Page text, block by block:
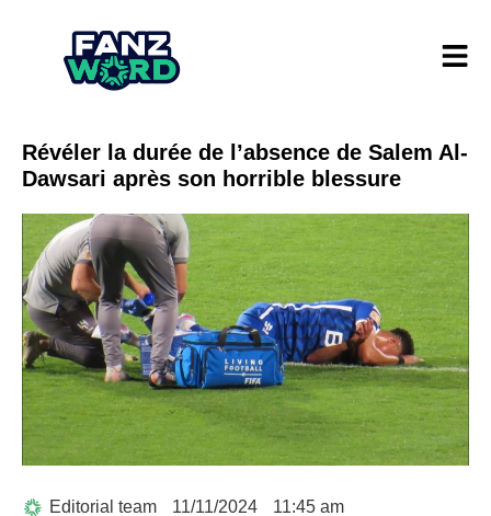
Révéler la durée de l’absence de Salem Al-
Dawsari après son horrible blessure
Editorial team 11/11/2024 11:45 am